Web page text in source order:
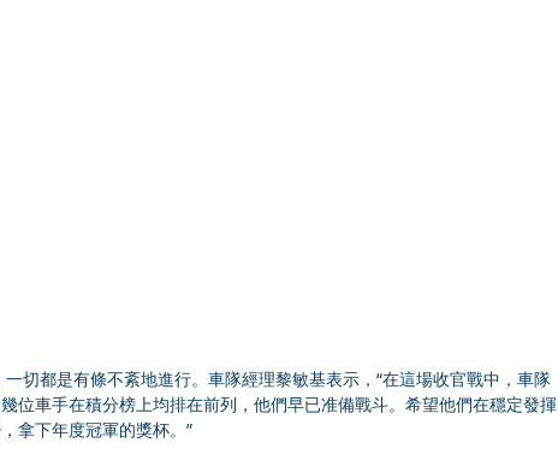
切都是有條不紊地進行。車隊經理黎敏基表示，“在這場收官戰中，車隊
位車手在積分榜上均排在前列，他們早已准備戰斗。希望他們在穩定發揮
拿下年度冠軍的獎杯。”